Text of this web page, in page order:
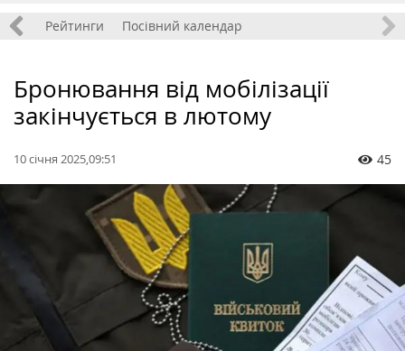
Рейтинги Посівний календар
Бронювання від мобілізації
закінчується в лютому
10 січня 2025,09:51 45